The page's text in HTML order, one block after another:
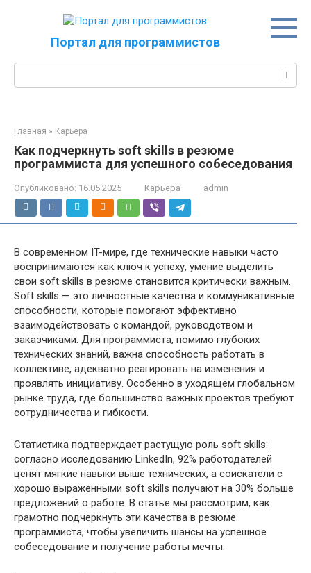
Портал для программистов
Главная » Карьера
Как подчеркнуть soft skills в резюме
программиста для успешного собеседования
Опубликовано: 16.05.2025 Карьера admin
В современном IT-мире, где технические навыки часто
воспринимаются как ключ к успеху, умение выделить
свои soft skills в резюме становится критически важным.
Soft skills — это личностные качества и коммуникативные
способности, которые помогают эффективно
взаимодействовать с командой, руководством и
заказчиками. Для программиста, помимо глубоких
технических знаний, важна способность работать в
коллективе, адекватно реагировать на изменения и
проявлять инициативу. Особенно в уходящем глобальном
рынке труда, где большинство важных проектов требуют
сотрудничества и гибкости.
Статистика подтверждает растущую роль soft skills:
согласно исследованию LinkedIn, 92% работодателей
ценят мягкие навыки выше технических, а соискатели с
хорошо выраженными soft skills получают на 30% больше
предложений о работе. В статье мы рассмотрим, как
грамотно подчеркнуть эти качества в резюме
программиста, чтобы увеличить шансы на успешное
собеседование и получение работы мечты.